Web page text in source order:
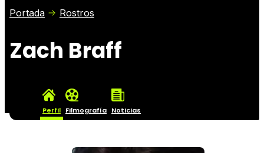
Críticas
Portada Rostros
Zach Braff
Perfil Filmografía Noticias